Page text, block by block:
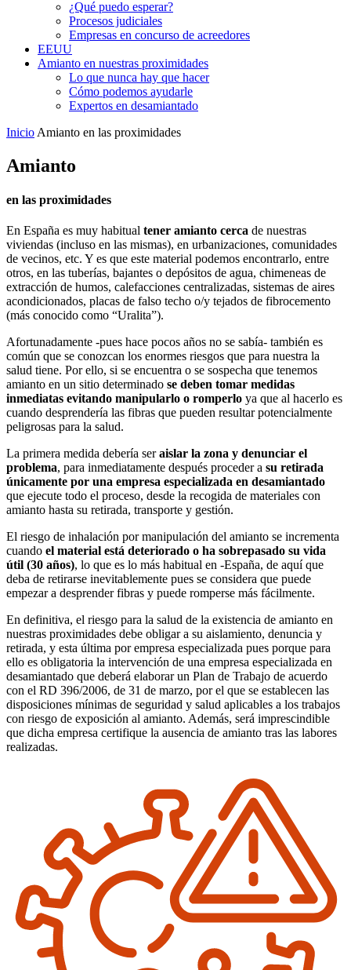
¿Qué puedo esperar?
Procesos judiciales
Empresas en concurso de acreedores
EEUU
Amianto en nuestras proximidades
Lo que nunca hay que hacer
Cómo podemos ayudarle
Expertos en desamiantado
Inicio Amianto en las proximidades
Amianto
en las proximidades
En España es muy habitual tener amianto cerca de nuestras
viviendas (incluso en las mismas), en urbanizaciones, comunidades
de vecinos, etc. Y es que este material podemos encontrarlo, entre
otros, en las tuberías, bajantes o depósitos de agua, chimeneas de
extracción de humos, calefacciones centralizadas, sistemas de aires
acondicionados, placas de falso techo o/y tejados de fibrocemento
(más conocido como “Uralita”).
Afortunadamente -pues hace pocos años no se sabía- también es
común que se conozcan los enormes riesgos que para nuestra la
salud tiene. Por ello, si se encuentra o se sospecha que tenemos
amianto en un sitio determinado se deben tomar medidas
inmediatas evitando manipularlo o romperlo ya que al hacerlo es
cuando desprendería las fibras que pueden resultar potencialmente
peligrosas para la salud.
La primera medida debería seraislar la zona y denunciar el
problema, para inmediatamente después proceder a su retirada
únicamente por una empresa especializada en desamiantado
que ejecute todo el proceso, desde la recogida de materiales con
amianto hasta su retirada, transporte y gestión.
El riesgo de inhalación por manipulación del amianto se incrementa
cuando el material está deteriorado o ha sobrepasado su vida
útil (30 años), lo que es lo más habitual en -España, de aquí que
deba de retirarse inevitablemente pues se considera que puede
empezar a desprender fibras y puede romperse más fácilmente.
En definitiva, el riesgo para la salud de la existencia de amianto en
nuestras proximidades debe obligar a su aislamiento, denuncia y
retirada, y esta última por empresa especializada pues porque para
ello es obligatoria la intervención de una empresa especializada en
desamiantado que deberá elaborar un Plan de Trabajo de acuerdo
con el RD 396/2006, de 31 de marzo, por el que se establecen las
disposiciones mínimas de seguridad y salud aplicables a los trabajos
con riesgo de exposición al amianto. Además, será imprescindible
que dicha empresa certifique la ausencia de amianto tras las labores
realizadas.